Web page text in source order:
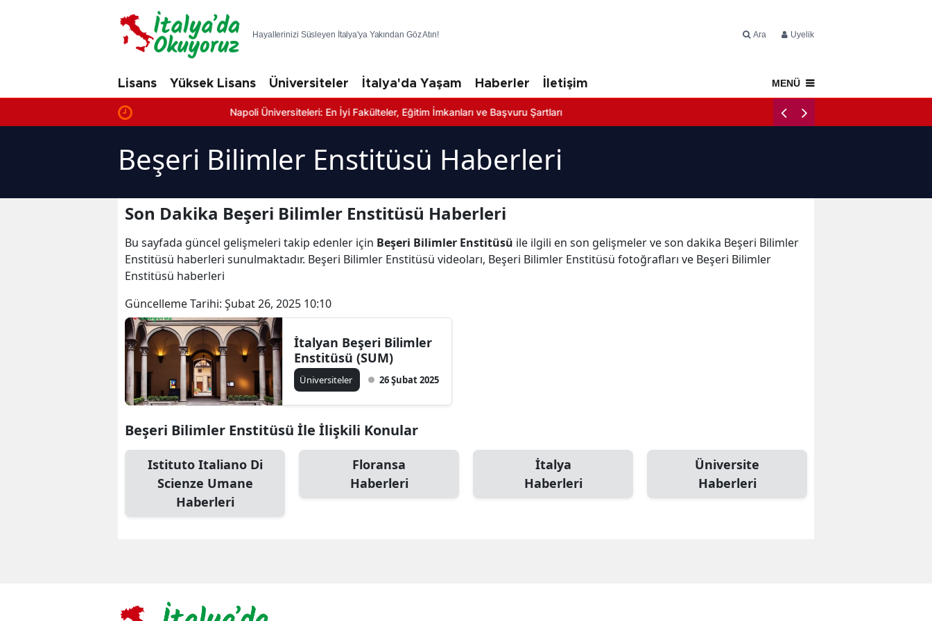
Hayallerinizi Süsleyen İtalya'ya Yakından Göz Atın! Ara Üyelik
Lisans Yüksek Lisans Üniversiteler İtalya'da Yaşam Haberler İletişim MENÜ
Napoli Üniversiteleri: En İyi Fakülteler, Eğitim İmkanları ve Başvuru Şartları
Beşeri Bilimler Enstitüsü Haberleri
Son Dakika Beşeri Bilimler Enstitüsü Haberleri
Bu sayfada güncel gelişmeleri takip edenler için Beşeri Bilimler Enstitüsü ile ilgili en son gelişmeler ve son dakika Beşeri Bilimler
Enstitüsü haberleri sunulmaktadır. Beşeri Bilimler Enstitüsü videoları, Beşeri Bilimler Enstitüsü fotoğrafları ve Beşeri Bilimler
Enstitüsü haberleri
Güncelleme Tarihi: Şubat 26, 2025 10:10
İtalyan Beşeri Bilimler
Enstitüsü (SUM)
Üniversiteler 26 Şubat 2025
Beşeri Bilimler Enstitüsü İle İlişkili Konular
Istituto Italiano Di
Scienze Umane
Haberleri
Floransa
Haberleri
İtalya
Haberleri
Üniversite
Haberleri